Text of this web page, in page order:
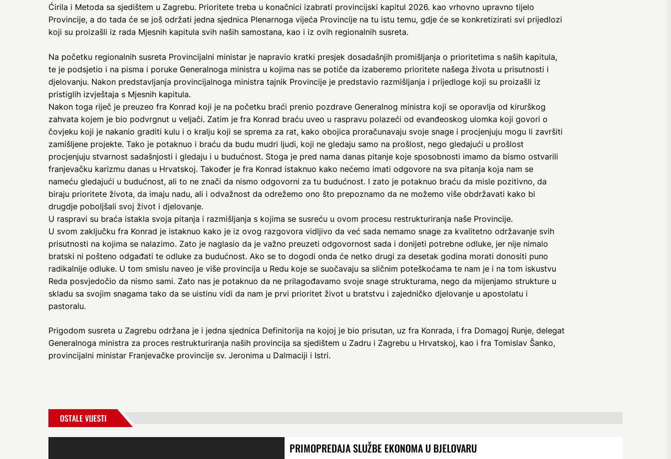
Ćirila i Metoda sa sjedištem u Zagrebu. Prioritete treba u konačnici izabrati provincijski kapitul 2026. kao vrhovno upravno tijelo
Provincije, a do tada će se još održati jedna sjednica Plenarnoga vijeća Provincije na tu istu temu, gdje će se konkretizirati svi prijedlozi
koji su proizašli iz rada Mjesnih kapitula svih naših samostana, kao i iz ovih regionalnih susreta.
Na početku regionalnih susreta Provincijalni ministar je napravio kratki presjek dosadašnjih promišljanja o prioritetima s naših kapitula,
te je podsjetio i na pisma i poruke Generalnoga ministra u kojima nas se potiče da izaberemo prioritete našega života u prisutnosti i
djelovanju. Nakon predstavljanja provincijalnoga ministra tajnik Provincije je predstavio razmišljanja i prijedloge koji su proizašli iz
pristiglih izvještaja s Mjesnih kapitula.
Nakon toga riječ je preuzeo fra Konrad koji je na početku braći prenio pozdrave Generalnog ministra koji se oporavlja od kirurškog
zahvata kojem je bio podvrgnut u veljači. Zatim je fra Konrad braću uveo u raspravu polazeći od evanđeoskog ulomka koji govori o
čovjeku koji je nakanio graditi kulu i o kralju koji se sprema za rat, kako obojica proračunavaju svoje snage i procjenjuju mogu li završiti
zamišljene projekte. Tako je potaknuo i braću da budu mudri ljudi, koji ne gledaju samo na prošlost, nego gledajući u prošlost
procjenjuju stvarnost sadašnjosti i gledaju i u budućnost. Stoga je pred nama danas pitanje koje sposobnosti imamo da bismo ostvarili
franjevačku karizmu danas u Hrvatskoj. Također je fra Konrad istaknuo kako nećemo imati odgovore na sva pitanja koja nam se
nameću gledajući u budućnost, ali to ne znači da nismo odgovorni za tu budućnost. I zato je potaknuo braću da misle pozitivno, da
biraju prioritete života, da imaju nadu, ali i odvažnost da odrežemo ono što prepoznamo da ne možemo više obdržavati kako bi
drugdje poboljšali svoj život i djelovanje.
U raspravi su braća istakla svoja pitanja i razmišljanja s kojima se susreću u ovom procesu restrukturiranja naše Provincije.
U svom zaključku fra Konrad je istaknuo kako je iz ovog razgovora vidljivo da već sada nemamo snage za kvalitetno održavanje svih
prisutnosti na kojima se nalazimo. Zato je naglasio da je važno preuzeti odgovornost sada i donijeti potrebne odluke, jer nije nimalo
bratski ni pošteno odgađati te odluke za budućnost. Ako se to dogodi onda će netko drugi za desetak godina morati donositi puno
radikalnije odluke. U tom smislu naveo je više provincija u Redu koje se suočavaju sa sličnim poteškoćama te nam je i na tom iskustvu
Reda posvjedočio da nismo sami. Zato nas je potaknuo da ne prilagođavamo svoje snage strukturama, nego da mijenjamo strukture u
skladu sa svojim snagama tako da se uistinu vidi da nam je prvi prioritet život u bratstvu i zajedničko djelovanje u apostolatu i
pastoralu.
Prigodom susreta u Zagrebu održana je i jedna sjednica Definitorija na kojoj je bio prisutan, uz fra Konrada, i fra Domagoj Runje, delegat
Generalnoga ministra za proces restrukturiranja naših provincija sa sjedištem u Zadru i Zagrebu u Hrvatskoj, kao i fra Tomislav Šanko,
provincijalni ministar Franjevačke provincije sv. Jeronima u Dalmaciji i Istri.
OSTALE VIJESTI
PRIMOPREDAJA SLUŽBE EKONOMA U BJELOVARU